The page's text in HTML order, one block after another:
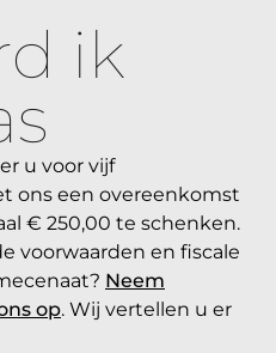
ik
u voor vijf
ons een overeenkomst
€ 250,00 te schenken.
voorwaarden en fiscale
Neem
op. Wij vertellen u er